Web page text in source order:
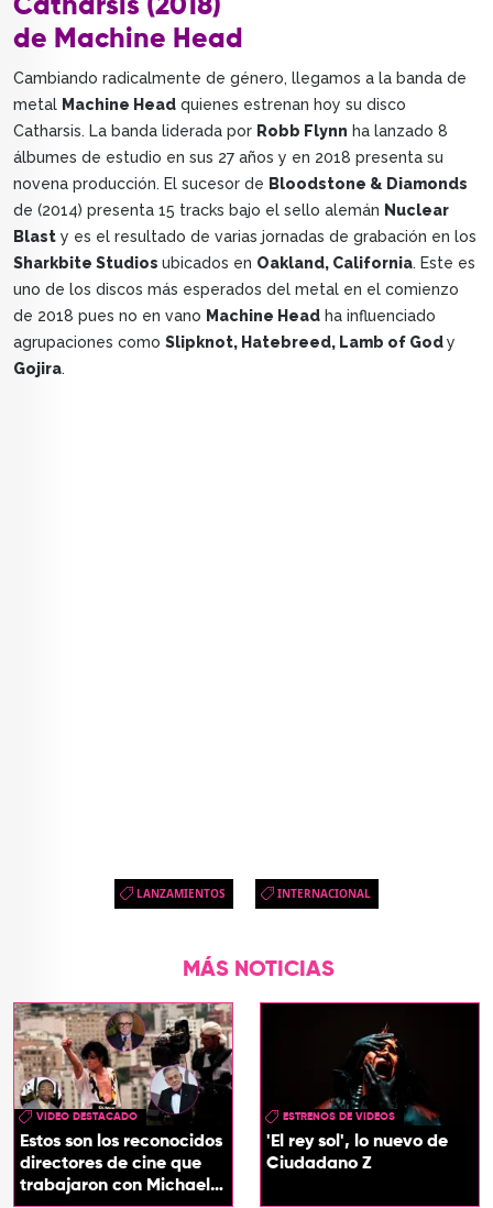
Catharsis (2018)
de Machine Head
Cambiando radicalmente de género, llegamos a la banda de
metal Machine Head quienes estrenan hoy su disco
Catharsis. La banda liderada por Robb Flynn ha lanzado 8
álbumes de estudio en sus 27 años y en 2018 presenta su
novena producción. El sucesor de Bloodstone & Diamonds
de (2014) presenta 15 tracks bajo el sello alemán Nuclear
Blast y es el resultado de varias jornadas de grabación en los
Sharkbite Studios ubicados en Oakland, California. Este es
uno de los discos más esperados del metal en el comienzo
de 2018 pues no en vano Machine Head ha influenciado
agrupaciones como Slipknot, Hatebreed, Lamb of Gody
Gojira.
LANZAMIENTOS INTERNACIONAL
MÁS NOTICIAS
VIDEO DESTACADO
Estos son los reconocidos
directores de cine que
trabajaron con Michael
ESTRENOS DE VIDEOS
'El rey sol', lo nuevo de
Ciudadano Z